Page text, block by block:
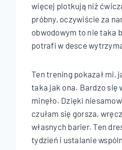
więcej plotkują niż
próbny, oczywiście za
obwodowym to nie taka
potrafi w desce
Ten trening pokazał mi,
taka jak ona. Bardzo się
minęło. Dzięki
czułam się gorsza,
własnych barier. Ten
tydzień i ustalanie